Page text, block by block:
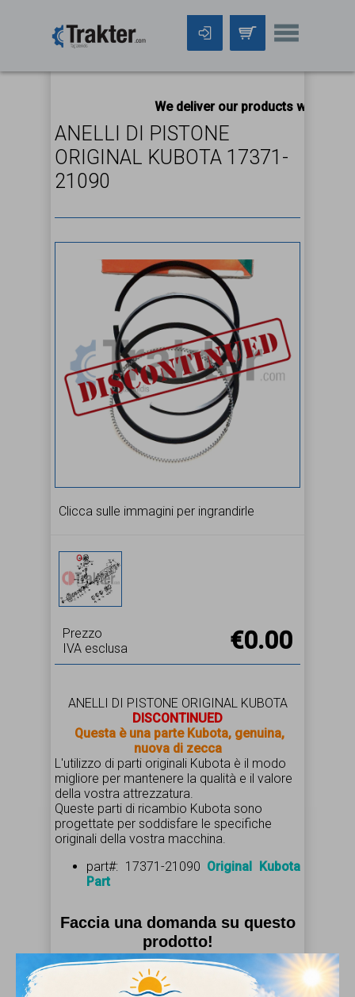
We deliver our products worldwide!
ANELLI DI PISTONE
ORIGINAL KUBOTA 17371-
21090
Clicca sulle immagini per ingrandirle
Prezzo
IVA esclusa
€0.00
ANELLI DI PISTONE ORIGINAL KUBOTA
DISCONTINUED
Questa è una parte Kubota, genuina,
nuova di zecca
L'utilizzo di parti originali Kubota è il modo
migliore per mantenere la qualità e il valore
della vostra attrezzatura.
Queste parti di ricambio Kubota sono
progettate per soddisfare le specifiche
originali della vostra macchina.
part#: 17371-21090 Original Kubota
Part
Faccia una domanda su questo
prodotto!